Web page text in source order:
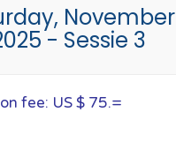
structures: Hostile
November
- Sessie 3
fee: US $ 75.=